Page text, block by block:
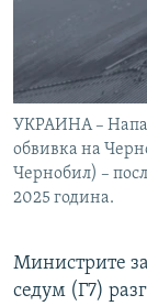
УКРАИНА –
обвивка на
Чернобил) –
2025 година.
Министрите
седум (Г7)